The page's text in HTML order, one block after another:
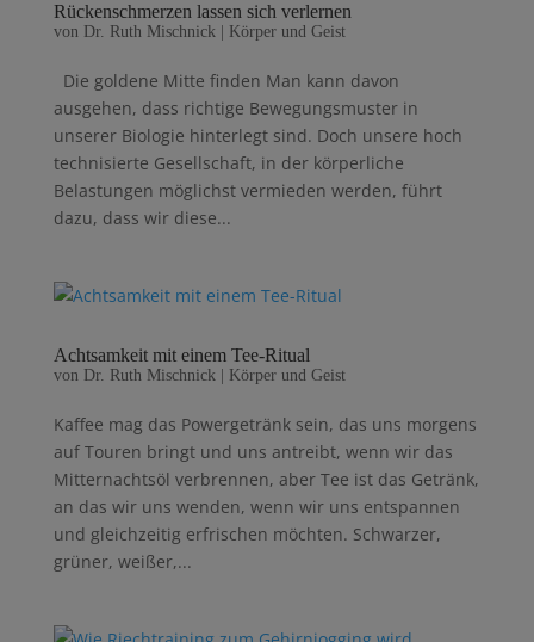
Rückenschmerzen lassen sich verlernen
von Dr. Ruth Mischnick| Körper und Geist
Die goldene Mitte finden Man kann davon
ausgehen, dass richtige Bewegungsmuster in
unserer Biologie hinterlegt sind. Doch unsere hoch
technisierte Gesellschaft, in der körperliche
Belastungen möglichst vermie­den werden, führt
dazu, dass wir diese...
Achtsamkeit mit einem Tee-Ritual
von Dr. Ruth Mischnick| Körper und Geist
Kaffee mag das Powergetränk sein, das uns morgens
auf Touren bringt und uns antreibt, wenn wir das
Mitternachtsöl verbrennen, aber Tee ist das Getränk,
an das wir uns wenden, wenn wir uns entspannen
und gleichzeitig erfrischen möchten. Schwarzer,
grüner, weißer,...